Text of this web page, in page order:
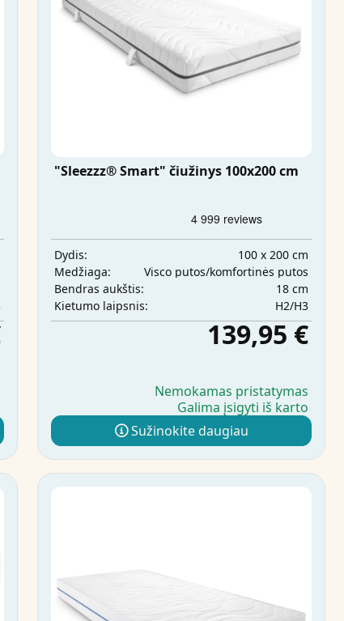
"Sleezzz® Smart" čiužinys 100x200 cm
Dydis:
100 x 200 cm
Medžiaga:
Visco putos/komfortinės putos
Bendras aukštis:
18 cm
Kietumo laipsnis:
H2/H3
139,95 €
Nemokamas pristatymas
Galima įsigyti iš karto
Sužinokite daugiau